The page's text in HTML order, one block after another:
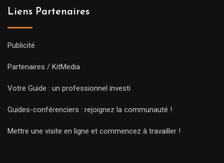
Liens Partenaires
Publicité
Partenaires / KitMedia
Votre Guide : un professionnel investi
Guides-conférenciers : rejoignez la communauté !
Mettre une visite en ligne et commencez à travailler !